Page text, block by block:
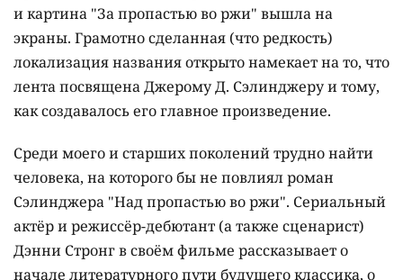
и картина "За пропастью во ржи" вышла на
экраны. Грамотно сделанная (что редкость)
локализация названия открыто намекает на то, что
лента посвящена Джерому Д. Сэлинджеру и тому,
как создавалось его главное произведение.
Среди моего и старших поколений трудно найти
человека, на которого бы не повлиял роман
Сэлинджера "Над пропастью во ржи". Сериальный
актёр и режиссёр-дебютант (а также сценарист)
Дэнни Стронг в своём фильме рассказывает о
начале литературного пути будущего классика, о